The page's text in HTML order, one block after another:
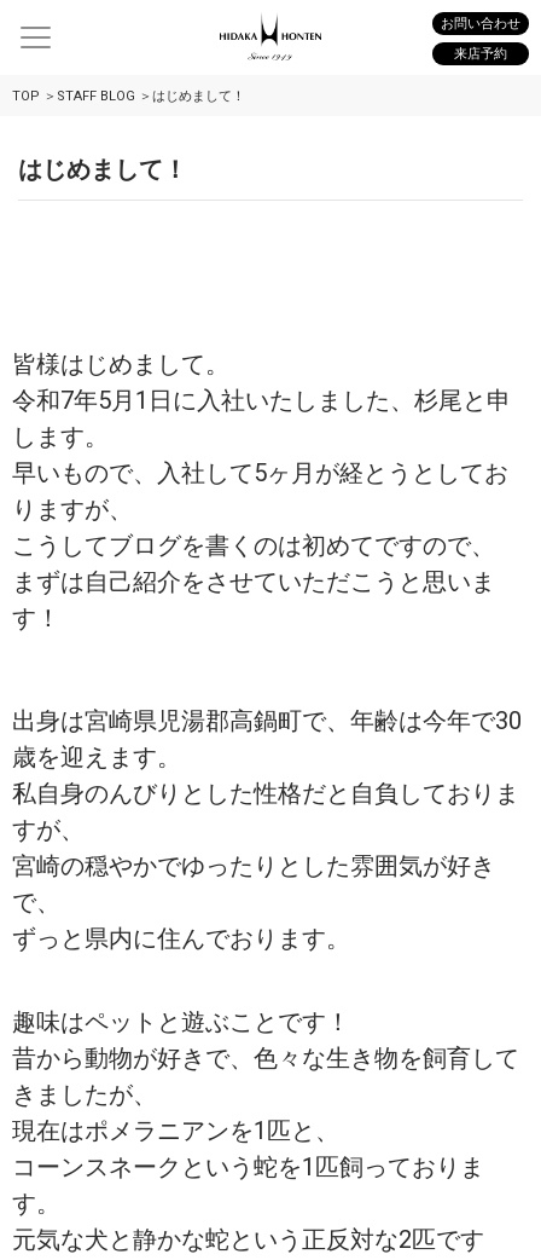
お問い合わせ
来店予約
TOP STAFF BLOG はじめまして！
はじめまして！
皆様はじめまして。
令和7年5月1日に入社いたしました、杉尾と申
します。
早いもので、入社して5ヶ月が経とうとしてお
りますが、
こうしてブログを書くのは初めてですので、
まずは自己紹介をさせていただこうと思いま
す！
出身は宮崎県児湯郡高鍋町で、年齢は今年で30
歳を迎えます。
私自身のんびりとした性格だと自負しておりま
すが、
宮崎の穏やかでゆったりとした雰囲気が好き
で、
ずっと県内に住んでおります。
趣味はペットと遊ぶことです！
昔から動物が好きで、色々な生き物を飼育して
きましたが、
現在はポメラニアンを1匹と、
コーンスネークという蛇を1匹飼っておりま
す。
元気な犬と静かな蛇という正反対な2匹です